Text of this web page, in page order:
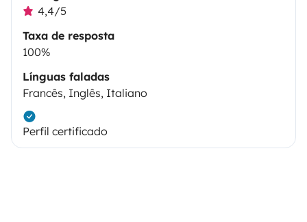
4,4/5
Taxa de resposta
100%
Línguas faladas
Francês, Inglês, Italiano
Perfil certificado